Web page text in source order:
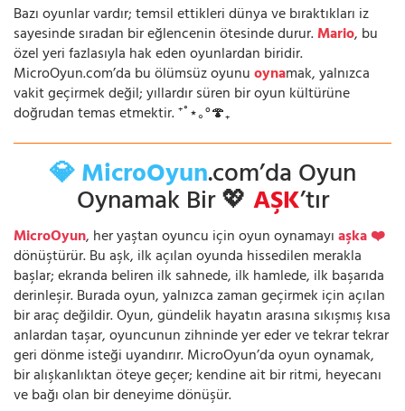
Bazı oyunlar vardır; temsil ettikleri dünya ve bıraktıkları iz
sayesinde sıradan bir eğlencenin ötesinde durur.Mario, bu
özel yeri fazlasıyla hak eden oyunlardan biridir.
MicroOyun.com’da bu ölümsüz oyunuoynamak, yalnızca
vakit geçirmek değil; yıllardır süren bir oyun kültürüne
doğrudan temas etmektir. ⁺˚⋆｡°🍄₊
💎 MicroOyun.com’da Oyun
Oynamak Bir 💖AŞK’tır
MicroOyun, her yaştan oyuncu için oyun oynamayıaşka ❤️
dönüştürür. Bu aşk, ilk açılan oyunda hissedilen merakla
başlar; ekranda beliren ilk sahnede, ilk hamlede, ilk başarıda
derinleşir. Burada oyun, yalnızca zaman geçirmek için açılan
bir araç değildir. Oyun, gündelik hayatın arasına sıkışmış kısa
anlardan taşar, oyuncunun zihninde yer eder ve tekrar tekrar
geri dönme isteği uyandırır. MicroOyun’da oyun oynamak,
bir alışkanlıktan öteye geçer; kendine ait bir ritmi, heyecanı
ve bağı olan bir deneyime dönüşür.